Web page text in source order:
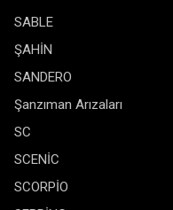
SABLE
ŞAHİN
SANDERO
Şanzıman Arızaları
SC
SCENİC
SCORPİO